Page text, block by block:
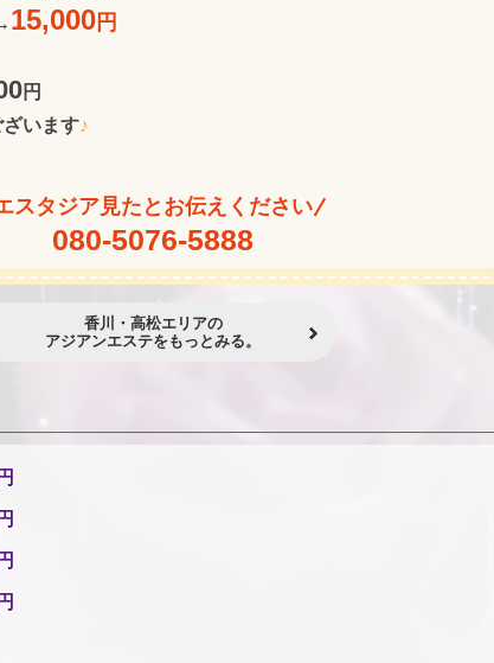
15,000円
円
います♪
スタジア見たとお伝えください
080-5076-5888
香川・高松エリアの
アジアンエステをもっとみる。
円
円
円
円